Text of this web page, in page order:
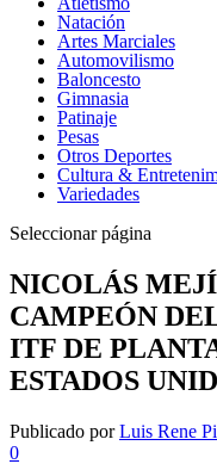
Natación
Artes Marciales
Automovilismo
Baloncesto
Gimnasia
Patinaje
Pesas
Otros Deportes
Cultura &
Variedades
Seleccionar página
NICOLÁS
CAMPEÓN
ITF DE
ESTADOS
Publicado porLuis Rene
0